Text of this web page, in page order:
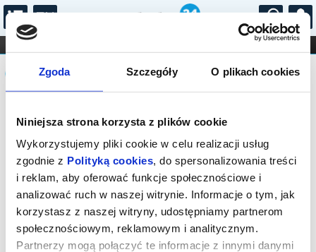
Zgoda Szczegóły O plikach cookies
Niniejsza strona korzysta z plików cookie
Wykorzystujemy pliki cookie w celu realizacji usług
zgodnie z Polityką cookies, do spersonalizowania treści
i reklam, aby oferować funkcje społecznościowe i
analizować ruch w naszej witrynie. Informacje o tym, jak
korzystasz z naszej witryny, udostępniamy partnerom
społecznościowym, reklamowym i analitycznym.
Partnerzy mogą połączyć te informacje z innymi danymi
...
FILHARMONIA OPERA I BALET
STAND-UP
DLA DZIECI
Komunikat
Sprzedaż biletów on-line na wydarzenie
została zakończona.